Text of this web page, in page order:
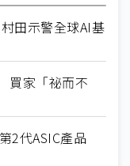
田示警全球AI基
買家「祕而不
2代ASIC產品